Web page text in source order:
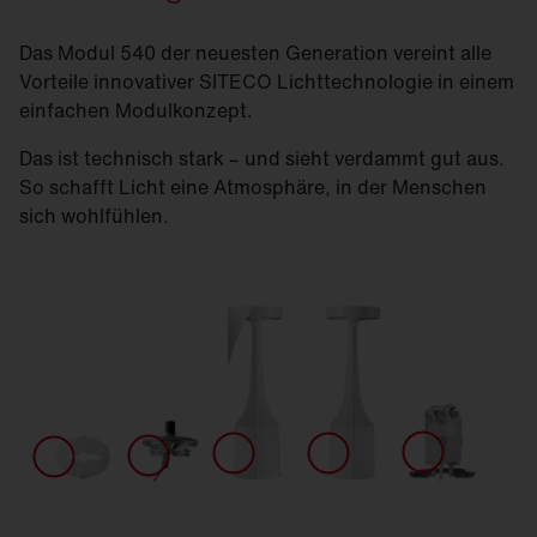
Das Modul 540 der neuesten Generation vereint alle
Vorteile innovativer SITECO Lichttechnologie in einem
einfachen Modulkonzept.
Das ist technisch stark – und sieht verdammt gut aus.
So schafft Licht eine Atmosphäre, in der Menschen
sich wohlfühlen.